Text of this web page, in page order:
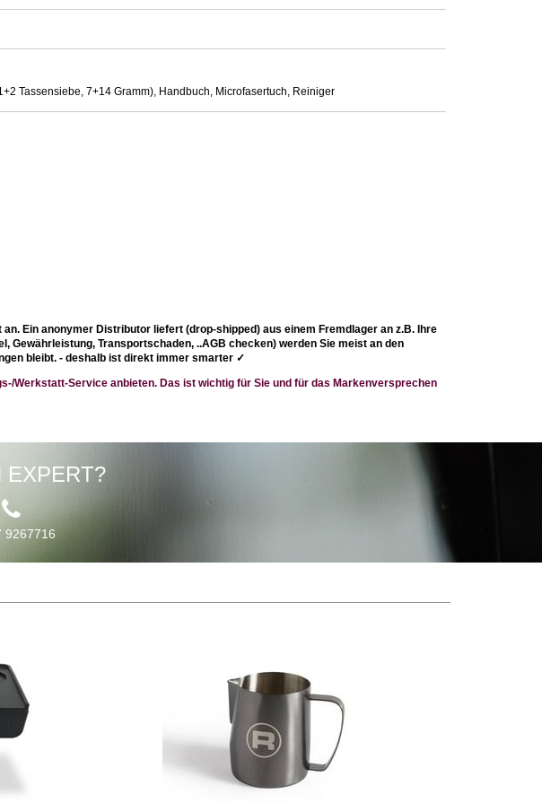
Tassensiebe, 7+14 Gramm), Handbuch, Microfasertuch, Reiniger
Ein anonymer Distributor liefert (drop-shipped) aus einem Fremdlager an z.B. Ihre
Transportschaden, ..AGB checken) werden Sie meist an den
bleibt. - deshalb ist direkt immer smarter ✓
Werkstatt-Service anbieten. Das ist wichtig für Sie und für das Markenversprechen
EXPERT?
9267716